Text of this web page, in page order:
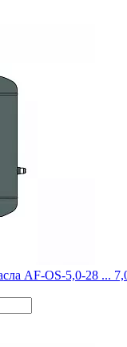
AF-OS-5,0-28 ...